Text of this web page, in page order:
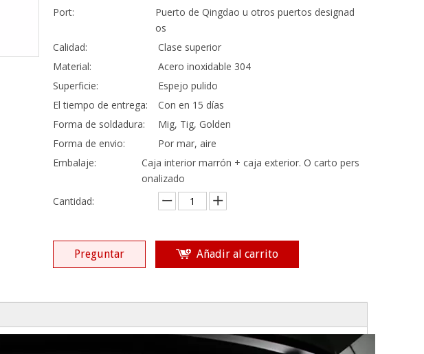
Port:
Puerto de Qingdao u otros puertos designad
os
Calidad:
Clase superior
Material:
Acero inoxidable 304
Superficie:
Espejo pulido
El tiempo de entrega:
Con en 15 días
Forma de soldadura:
Mig, Tig, Golden
Forma de envio:
Por mar, aire
Embalaje:
Caja interior marrón + caja exterior. O carto pers
onalizado
Cantidad:
Preguntar Añadir al carrito